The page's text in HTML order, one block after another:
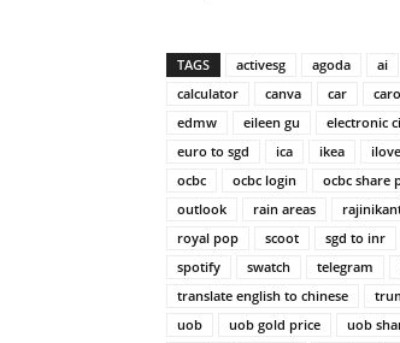
TAGS activesg agoda ai
calculator
canva car
edmw
eileen gu electronic
euro to sgd
ica ikea
ocbc
ocbc login ocbc share
outlook
rain areas
royal pop
scoot sgd to inr
spotify
swatch telegram
translate english to chinese
uob
uob gold price uob